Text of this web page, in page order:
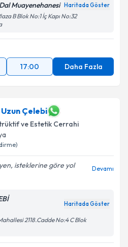
işlenmesine ilişkinAydınlatma
ve kişisel verilerimin belirtilen
Talebini Gönder
Muayenehanesi Haritada Göster
B Blok No:1 İç Kapı No:32
17:00 Daha Fazla
Çelebi
ve Estetik Cerrahi
isteklerine göre yol
Devamı
Haritada Göster
2118.Cadde No:4 C Blok